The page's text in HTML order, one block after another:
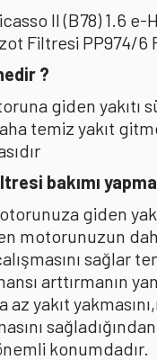
II (B78) 1.6 e-
Filtresi PP974/6
?
giden yakıtı
temiz yakıt
bakımı
giden
motorunuzun
sağlar
arttırmanın
az yakıt
konumdadır.